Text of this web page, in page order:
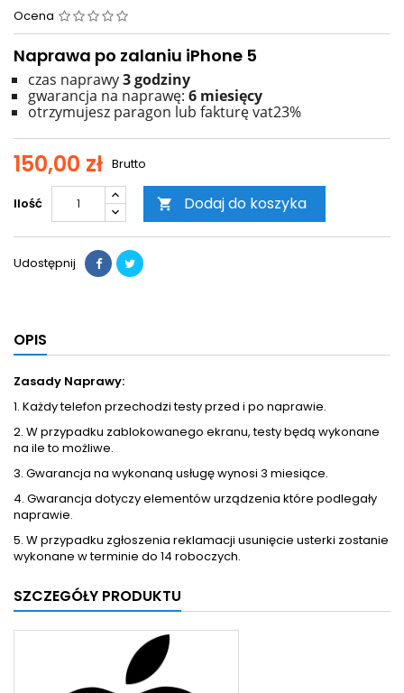
Ocena
Naprawa po zalaniu iPhone 5
czas naprawy3 godziny
gwarancja na naprawę: 6 miesięcy
otrzymujesz paragon lub fakturę vat23%
150,00 zł Brutto
Ilość  Dodaj do koszyka
Udostępnij
OPIS
Zasady Naprawy:
1. Każdy telefon przechodzi testy przed i po naprawie.
2. W przypadku zablokowanego ekranu, testy będą wykonane
na ile to możliwe.
3. Gwarancja na wykonaną usługę wynosi 3 miesiące.
4. Gwarancja dotyczy elementów urządzenia które podlegały
naprawie.
5. W przypadku zgłoszenia reklamacji usunięcie usterki zostanie
wykonane w terminie do 14 roboczych.
SZCZEGÓŁY PRODUKTU